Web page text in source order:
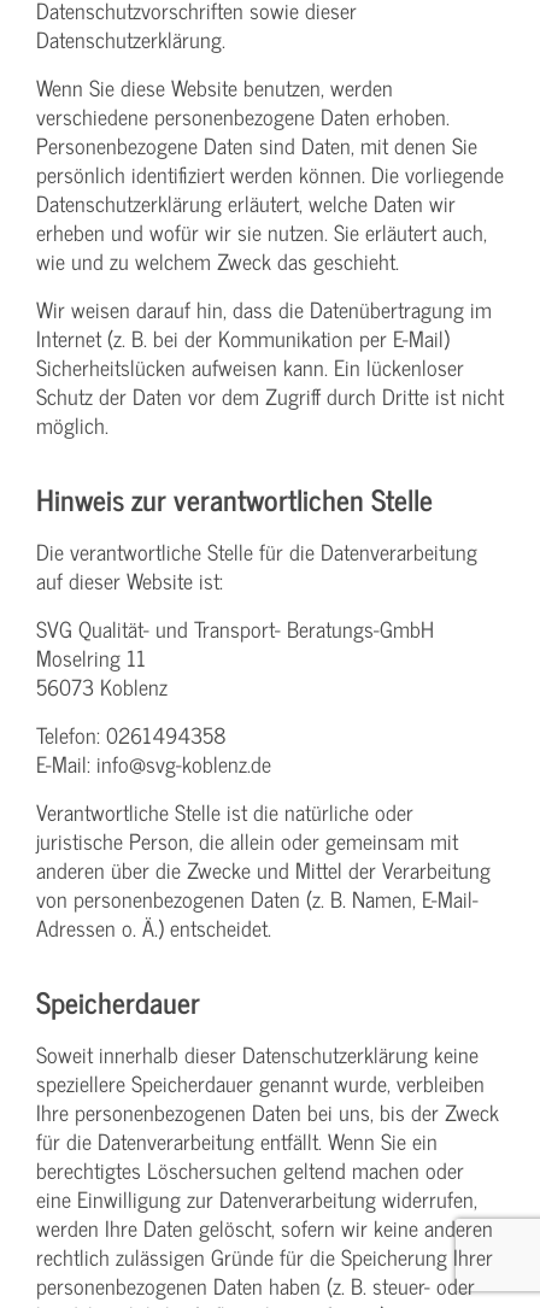
Datenschutzvorschriften sowie dieser
Datenschutzerklärung.
Wenn Sie diese Website benutzen, werden
verschiedene personenbezogene Daten erhoben.
Personenbezogene Daten sind Daten, mit denen Sie
persönlich identifiziert werden können. Die vorliegende
Datenschutzerklärung erläutert, welche Daten wir
erheben und wofür wir sie nutzen. Sie erläutert auch,
wie und zu welchem Zweck das geschieht.
Wir weisen darauf hin, dass die Datenübertragung im
Internet (z. B. bei der Kommunikation per E-Mail)
Sicherheitslücken aufweisen kann. Ein lückenloser
Schutz der Daten vor dem Zugriff durch Dritte ist nicht
möglich.
Hinweis zur verantwortlichen Stelle
Die verantwortliche Stelle für die Datenverarbeitung
auf dieser Website ist:
SVG Qualität- und Transport- Beratungs-GmbH
Moselring 11
56073 Koblenz
Telefon: 0261494358
E-Mail: info@svg-koblenz.de
Verantwortliche Stelle ist die natürliche oder
juristische Person, die allein oder gemeinsam mit
anderen über die Zwecke und Mittel der Verarbeitung
von personenbezogenen Daten (z. B. Namen, E-Mail-
Adressen o. Ä.) entscheidet.
Speicherdauer
Soweit innerhalb dieser Datenschutzerklärung keine
speziellere Speicherdauer genannt wurde, verbleiben
Ihre personenbezogenen Daten bei uns, bis der Zweck
für die Datenverarbeitung entfällt. Wenn Sie ein
berechtigtes Löschersuchen geltend machen oder
eine Einwilligung zur Datenverarbeitung widerrufen,
werden Ihre Daten gelöscht, sofern wir keine anderen
rechtlich zulässigen Gründe für die Speicherung Ihrer
personenbezogenen Daten haben (z. B. steuer- oder